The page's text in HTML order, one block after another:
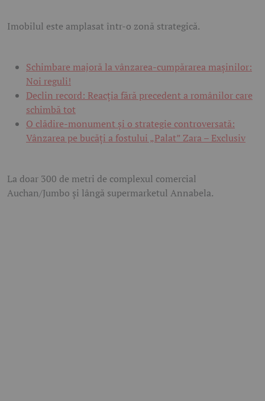
Imobilul este amplasat într-o zonă strategică.
Schimbare majoră la vânzarea-cumpărarea mașinilor:
Noi reguli!
Declin record: Reacția fără precedent a românilor care
schimbă tot
O clădire-monument și o strategie controversată:
Vânzarea pe bucăți a fostului „Palat” Zara – Exclusiv
La doar 300 de metri de complexul comercial
Auchan/Jumbo și lângă supermarketul Annabela.